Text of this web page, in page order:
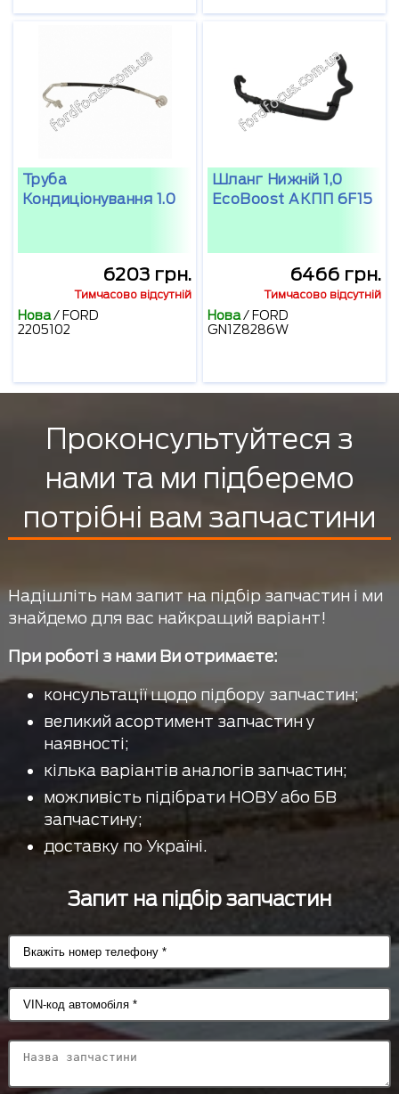
Труба
Кондиціонування 1.0
6203 грн.
Тимчасово відсутній
Нова/ FORD
2205102
Шланг Нижній 1,0
EcoBoost АКПП 6F15
6466 грн.
Тимчасово відсутній
Нова/ FORD
GN1Z8286W
Проконсультуйтеся з
нами та ми підберемо
потрібні вам запчастини
Надішліть нам запит на підбір запчастин і ми
знайдемо для вас найкращий варіант!
При роботі з нами Ви отримаєте:
консультації щодо підбору запчастин;
великий асортимент запчастин у
наявності;
кілька варіантів аналогів запчастин;
можливість підібрати НОВУ або БВ
запчастину;
доставку по Україні.
Запит на підбір запчастин